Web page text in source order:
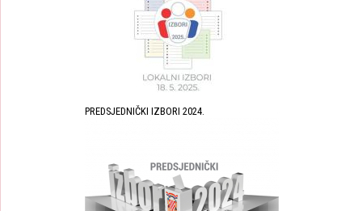
PREDSJEDNIČKI IZBORI 2024.